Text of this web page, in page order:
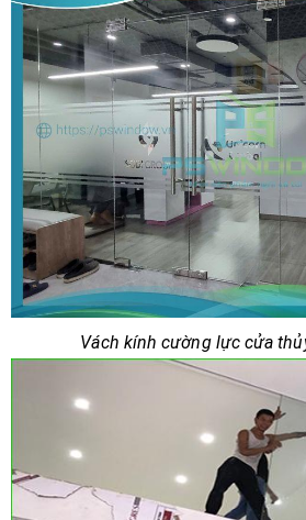
Vách kính cường lực cửa